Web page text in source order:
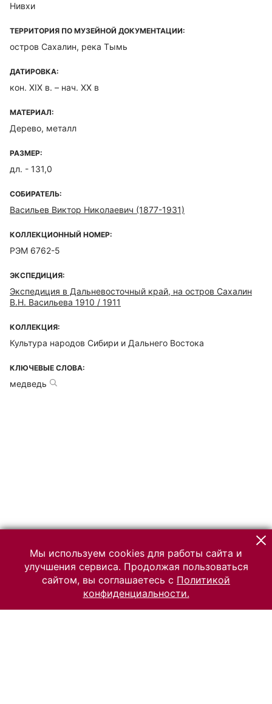
Нивхи
ТЕРРИТОРИЯ ПО МУЗЕЙНОЙ ДОКУМЕНТАЦИИ:
остров Сахалин, река Тымь
ДАТИРОВКА:
кон. XIX в. – нач. XX в
МАТЕРИАЛ:
Дерево, металл
РАЗМЕР:
дл. - 131,0
СОБИРАТЕЛЬ:
Васильев Виктор Николаевич (1877-1931)
КОЛЛЕКЦИОННЫЙ НОМЕР:
РЭМ 6762-5
ЭКСПЕДИЦИЯ:
Экспедиция в Дальневосточный край, на остров Сахалин
В.Н. Васильева 1910 / 1911
КОЛЛЕКЦИЯ:
Культура народов Сибири и Дальнего Востока
КЛЮЧЕВЫЕ СЛОВА:
медведь
Мы используем cookies для работы сайта и
улучшения сервиса. Продолжая пользоваться
сайтом, вы соглашаетесь с Политикой
конфиденциальности.